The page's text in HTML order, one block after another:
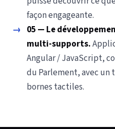
façon engageante.
→ 05 — Le
multi-supports.
Angular / JavaScript,
du Parlement, avec
bornes tactiles.